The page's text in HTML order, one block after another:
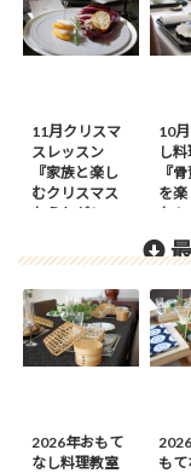
11月クリスマ
スレッスン
『家族と楽し
むクリスマス
おうちがレス
菜は
10
し
『
を
おも
の
2026年おもて
なし料理教室
も